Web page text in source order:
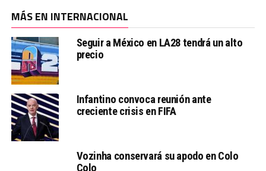
MÁS EN INTERNACIONAL
Seguir a México en LA28 tendrá un alto
precio
Infantino convoca reunión ante
creciente crisis en FIFA
Vozinha conservará su apodo en Colo
Colo